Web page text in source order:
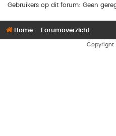
Gebruikers op dit forum: Geen
Home Forumoverzicht
Copyright